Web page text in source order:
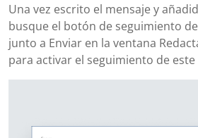
Una vez escrito el mensaje y
busque el botón de seguimiento
junto a Enviar en la ventana
para activar el seguimiento de